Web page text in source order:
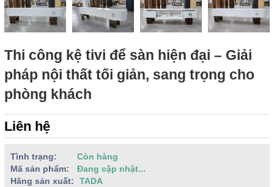
Thi công kệ tivi để sàn hiện đại – Giải
pháp nội thất tối giản, sang trọng cho
phòng khách
Liên hệ
Tình trạng:
Còn hàng
Mã sản phẩm:
Đang cập nhật...
Hãng sản xuất:
TADA